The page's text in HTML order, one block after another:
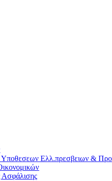
Ελλ.πρεσβειων &
Ασφάλισης